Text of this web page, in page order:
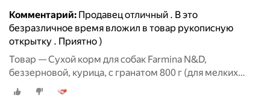
Комментарий: Продавец отличный . В это
безразличное время вложил в товар рукописную
открытку . Приятно )
Товар — Сухой корм для собак Farmina N&D,
беззерновой, курица, с гранатом 800 г (для мелких
пород)